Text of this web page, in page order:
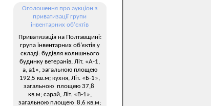
Оголошення про аукціон з
приватизації групи
інвентарних об’єктів
Приватизація на Полтавщині:
група інвентарних об’єктів у
складі: будівля колишнього
будинку ветеранів, Літ. «А-1,
а, а1», загальною площею
192,5 кв.м; кухня, Літ. «Б-1»,
загальною площею 37,8
кв.м; сарай, Літ. «В-1»,
загальною площею 8,6 кв.м;